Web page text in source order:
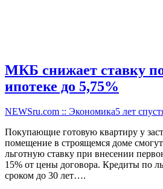
МКБ снижает ставку
ипотеке до 5,75%
NEWSru.com :: Экономика5 лет
Покупающие готовую квартиру у
помещение в строящемся доме
льготную ставку при внесении
15% от цены договора. Кредиты по
сроком до 30 лет….